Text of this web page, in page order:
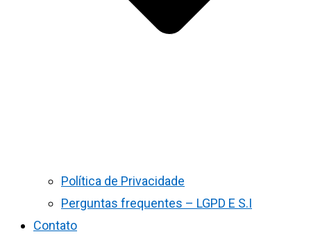
Política de Privacidade
Perguntas frequentes – LGPD E S.I
Contato